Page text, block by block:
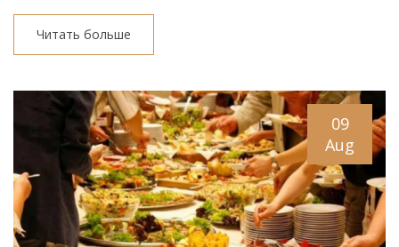
Читать больше
09
Aug